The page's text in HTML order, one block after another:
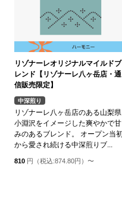
リゾナーレオリジナルマイルドブ
レンド【リゾナーレ八ヶ岳店・通
信販売限定】
中深煎り
リゾナーレ八ヶ岳店のある山梨県
小淵沢をイメージした爽やかで甘
みのあるブレンド。 オープン当初
から愛され続ける中深煎りブ...
810 円（税込:874.80円）〜